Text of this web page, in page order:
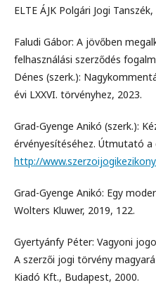
ELTE ÁJK Polgári Jogi
Faludi Gábor: A jövőben
felhasználási szerződés
Dénes (szerk.):
évi LXXVI. törvényhez, 2023.
Grad-Gyenge Anikó (szerk.):
érvényesítéséhez. Útmutató a
http://
Grad-Gyenge Anikó: Egy
Wolters Kluwer, 2019, 122.
Gyertyánfy Péter: Vagyoni
A szerzői jogi törvény
Kiadó Kft., Budapest, 2000.